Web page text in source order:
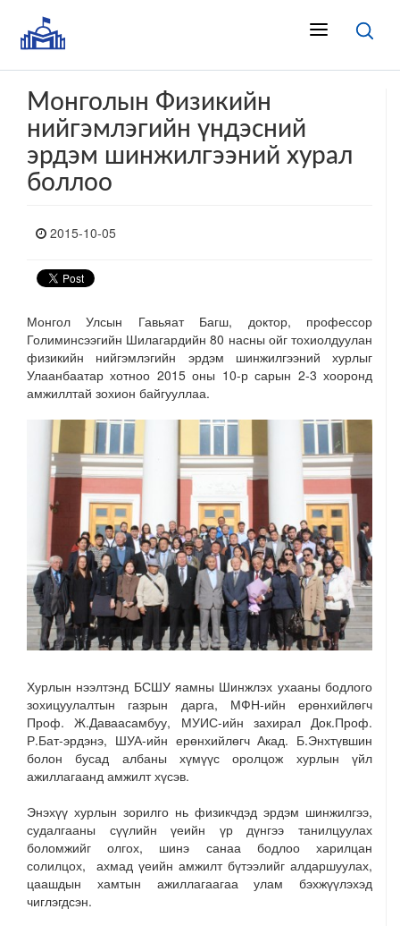
Монголын Физикийн
нийгэмлэгийн үндэсний
эрдэм шинжилгээний хурал
боллоо
2015-10-05
Монгол Улсын Гавьяат Багш, доктор, профессор
Голиминсээгийн Шилагардийн 80 насны ойг тохиолдуулан
физикийн нийгэмлэгийн эрдэм шинжилгээний хурлыг
Улаанбаатар хотноо 2015 оны 10-р сарын 2-3 хооронд
амжиллтай зохион байгууллаа.
Хурлын нээлтэнд БСШУ яамны Шинжлэх ухааны бодлого
зохицуулалтын газрын дарга, МФН-ийн ерөнхийлөгч
Проф. Ж.Даваасамбуу, МУИС-ийн захирал Док.Проф.
Р.Бат-эрдэнэ, ШУА-ийн ерөнхийлөгч Акад. Б.Энхтүвшин
болон бусад албаны хүмүүс оролцож хурлын үйл
ажиллагаанд амжилт хүсэв.
Энэхүү хурлын зорилго нь физикчдэд эрдэм шинжилгээ,
судалгааны сүүлийн үеийн үр дүнгээ танилцуулах
боломжийг олгох, шинэ санаа бодлоо харилцан
солилцох, ахмад үеийн амжилт бүтээлийг алдаршуулах,
цаашдын хамтын ажиллагаагаа улам бэхжүүлэхэд
чиглэгдсэн.